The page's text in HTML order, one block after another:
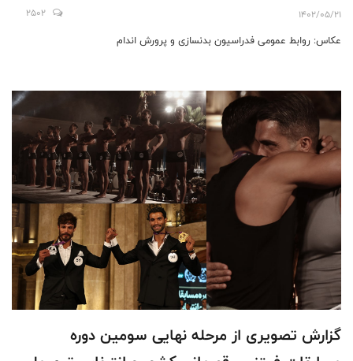
1402/05/21
2502
عکاس: روابط عمومی فدراسیون بدنسازی و پرورش اندام
گزارش تصویری از مرحله نهایی سومين دوره